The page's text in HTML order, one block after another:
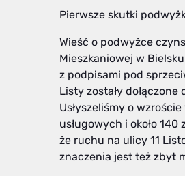
Pierwsze skutki
Wieść o podwyżce
Mieszkaniowej w
z podpisami pod
Listy zostały
Usłyszeliśmy o
usługowych i około
że ruchu na ulicy 11
znaczenia jest też zbyt